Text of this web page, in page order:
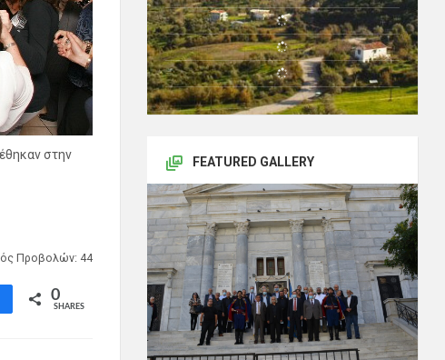
στην
Προβολών: 44
0
SHARES
FEATURED GALLERY